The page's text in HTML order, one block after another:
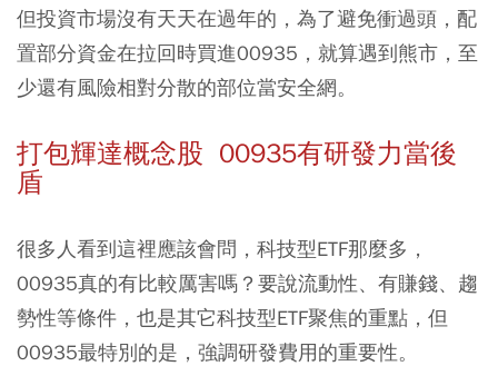
但投資市場沒有天天在過年的，為了避免衝過頭，配
置部分資金在拉回時買進00935，就算遇到熊市，至
少還有風險相對分散的部位當安全網。
打包輝達概念股 00935有研發力當後
盾
很多人看到這裡應該會問，科技型ETF那麼多，
00935真的有比較厲害嗎？要說流動性、有賺錢、趨
勢性等條件，也是其它科技型ETF聚焦的重點，但
00935最特別的是，強調研發費用的重要性。